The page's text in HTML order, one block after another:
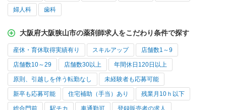
婦人科 歯科
大阪府大阪狭山市の薬剤師求人をこだわり条件で探す
産休・育休取得実績有り スキルアップ 店舗数1～9
店舗数10～29 店舗数30以上 年間休日120日以上
原則、引越しを伴う転勤なし 未経験者も応募可能
新卒も応募可能 住宅補助（手当）あり 残業月10ｈ以下